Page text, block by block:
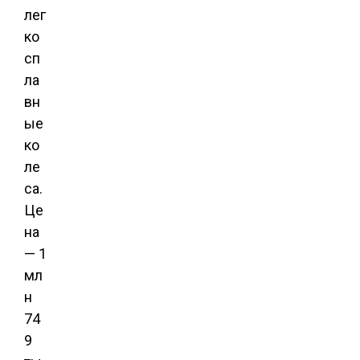
лег
ко
сп
ла
вн
ые
ко
ле
са.
Це
на
— 1
мл
н
74
9